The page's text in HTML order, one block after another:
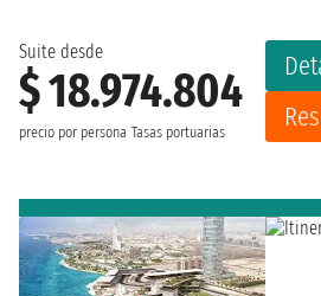
Suite desde
$ 18.974.804
precio por persona Tasas portuarias